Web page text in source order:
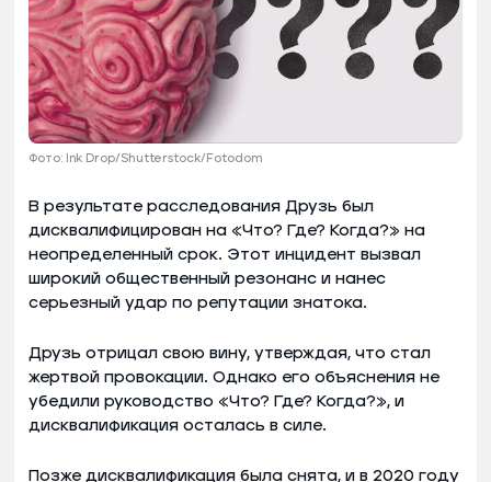
Фото: Ink Drop/Shutterstock/Fotodom
В результате расследования Друзь был
дисквалифицирован на «Что? Где? Когда?» на
неопределенный срок. Этот инцидент вызвал
широкий общественный резонанс и нанес
серьезный удар по репутации знатока.
Друзь отрицал свою вину, утверждая, что стал
жертвой провокации. Однако его объяснения не
убедили руководство «Что? Где? Когда?», и
дисквалификация осталась в силе.
Позже дисквалификация была снята, и в 2020 году